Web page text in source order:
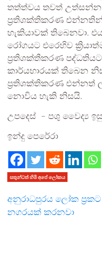
තත්ත්වය තවත් උත්සන්න
ප්‍රතිශක්තිකරණ
හැකියාවක් තිබෙනවා.
රෝගයට එරෙහිව
ප්‍රතිශක්තීකරණ
කාර්යභාරයක් තිබෙන
ප්‍රතිශක්තිකරණ එන්නත්
නොවිය හැකි නිසයි.
උපදෙස් – පශු වෛද්‍ය
ඉන්දු පෙරේරා
සතුන්ටත් හිමි අපේ ලෝකය
අනුරාධපුරය ලෝක ප්‍රකට
නගරයක් කරනවා